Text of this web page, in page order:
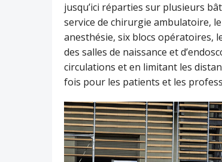
jusqu’ici réparties sur plusieurs
service de chirurgie ambulatoire,
anesthésie, six blocs opératoires,
des salles de naissance et
circulations et en limitant les
fois pour les patients et les